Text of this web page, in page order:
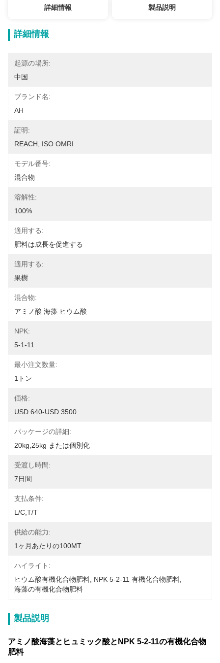
詳細情報 製品説明
詳細情報
起源の場所:
中国
ブランド名:
AH
証明:
REACH, ISO OMRI
モデル番号:
混合物
溶解性:
100%
適用する:
肥料は成長を促進する
適用する:
果樹
混合物:
アミノ酸 海藻 ヒウム酸
NPK:
5-1-11
最小注文数量:
1トン
価格:
USD 640-USD 3500
パッケージの詳細:
20kg,25kg または個別化
受渡し時間:
7日間
支払条件:
L/C,T/T
供給の能力:
1ヶ月あたりの100MT
ハイライト:
ヒウム酸有機化合物肥料 NPK 5-2-11 有機化合物肥料
海藻の有機化合物肥料
製品説明
アミノ酸海藻とヒュミック酸とNPK 5-2-11の有機化合物
肥料